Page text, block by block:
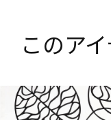
このア